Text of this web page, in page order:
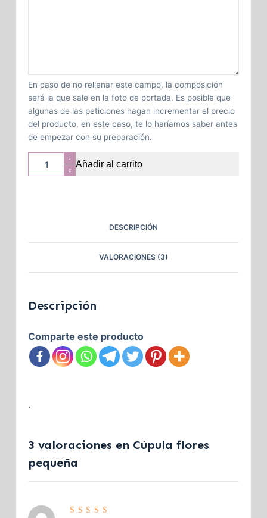
En caso de no rellenar este campo, la composición
será la que sale en la foto de portada. Es posible que
algunas de las peticiones hagan incrementar el precio
del producto, en este caso, te lo haríamos saber antes
de empezar con su preparación.
Añadir al carrito
DESCRIPCIÓN
VALORACIONES (3)
Descripción
Comparte este producto
.
3 valoraciones en Cúpula flores
pequeña